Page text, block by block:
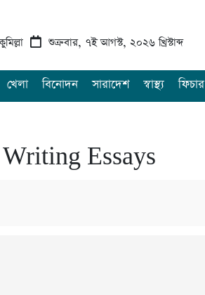
শুক্রবার, ৭ই আগস্ট, ২০২৬ খ্রিস্টাব্দ
খেলা বিনোদন সারাদেশ স্বাস্থ্য ফিচার
Essays